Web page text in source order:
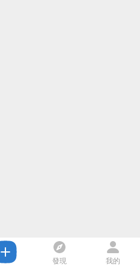
發現 我的